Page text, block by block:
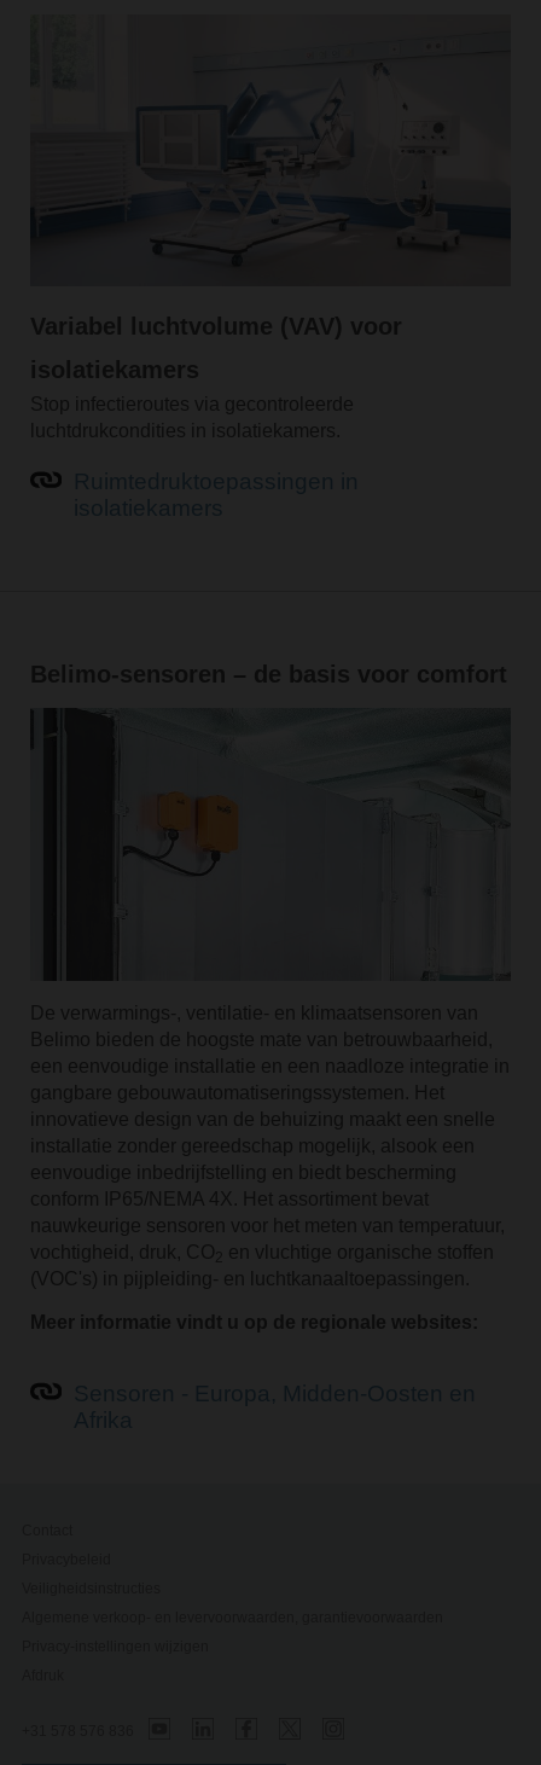
Variabel luchtvolume (VAV) voor
isolatiekamers
Stop infectieroutes via gecontroleerde
luchtdrukcondities in isolatiekamers.
Belimo-sensoren – de basis voor comfort
De verwarmings-, ventilatie- en klimaatsensoren van
Belimo bieden de hoogste mate van betrouwbaarheid,
een eenvoudige installatie en een naadloze integratie in
gangbare gebouwautomatiseringssystemen. Het
innovatieve design van de behuizing maakt een snelle
installatie zonder gereedschap mogelijk, alsook een
eenvoudige inbedrijfstelling en biedt bescherming
conform IP65/NEMA 4X. Het assortiment bevat
nauwkeurige sensoren voor het meten van temperatuur,
vochtigheid, druk, CO
en vluchtige organische stoffen
(VOC's) in pijpleiding- en luchtkanaaltoepassingen.
Meer informatie vindt u op de regionale websites: